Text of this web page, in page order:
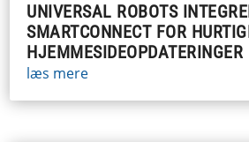
UNIVERSAL ROBOTS
SMARTCONNECT FOR
HJEMMESIDEOPDATERINGER
læs mere